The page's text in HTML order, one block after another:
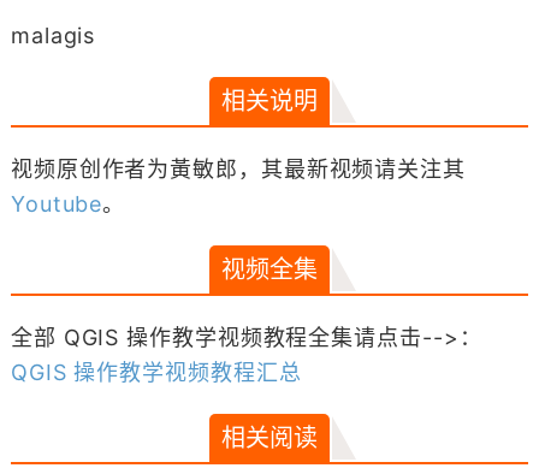
malagis
相关说明
视频原创作者为黃敏郎，其最新视频请关注其
Youtube。
视频全集
全部 QGIS 操作教学视频教程全集请点击-->：
QGIS 操作教学视频教程汇总
相关阅读